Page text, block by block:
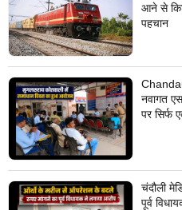
आने से
पहचान
नवागत
पर सिर्फ
चंदौली
पूर्व